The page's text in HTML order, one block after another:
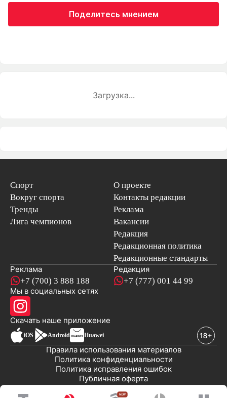
Поделитесь мнением
Загрузка...
Спорт
Вокруг спорта
Тренды
Лига чемпионов
О проекте
Контакты редакции
Реклама
Вакансии
Редакция
Редакционная политика
Редакционные стандарты
Реклама
+7 (700) 3 888 188
Редакция
+7 (777) 001 44 99
Мы в социальных сетях
Скачать наше приложениеновостей
iOS Android Huawei
Публичная оферта
Политика исправления ошибок
Политика конфиденциальности
Правила использования материалов